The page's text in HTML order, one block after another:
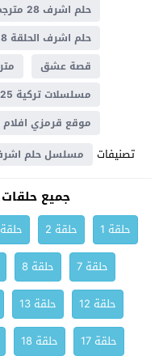
حلم اشرف 28 مترجم
حلم اشرف الحلقة 28 مترجم
قصة عشق
مسلسلات تركية 2025
موقع قرمزي
تصنيفات مسلسل حلم
جميع
حلقة 1 حلقة 2 حلقة 3
حلقة 7
حلقة 8
حلقة 12
حلقة 13
حلقة 17
حلقة 18